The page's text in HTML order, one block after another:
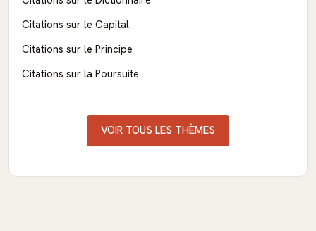
Citations sur le Capital
Citations sur le Principe
Citations sur la Poursuite
VOIR TOUS LES THÈMES